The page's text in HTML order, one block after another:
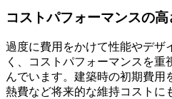
コストパフォーマンスの高
過度に費用をかけて性能やデザ
く、コストパフォーマンスを重
んでいます。建築時の初期費用
熱費など将来的な維持コストに